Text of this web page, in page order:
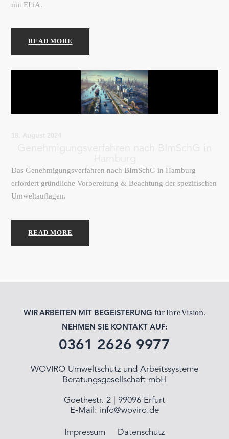
mit ELiA.
READ MORE
Das Genehmigungsverfahren nach BImSchG in Hamburg
erfordert gründliche Vorbereitung & Beachtung der spezifischen
Umweltauflagen.
READ MORE
WIR ARBEITEN MIT BEGEISTERUNG für Ihre Vision.
NEHMEN SIE KONTAKT AUF:
0361 2626 9977
WOVIRO Umweltschutz und Arbeitssysteme
Beratungsgesellschaft mbH
Goethestr. 2 | 99096 Erfurt
E-Mail: info@woviro.de
Impressum Datenschutz